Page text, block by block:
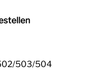
503/504